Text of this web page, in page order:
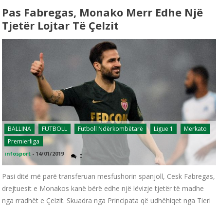
Pas Fabregas, Monako Merr Edhe Një
Tjetër Lojtar Të Çelzit
BALLINA FUTBOLL Futboll Ndërkombëtarë Ligue 1
Merkato
Premierliga
infosport - 14/01/2019 0
Pasi ditë më parë transferuan mesfushorin spanjoll, Cesk Fabregas,
drejtuesit e Monakos kanë bërë edhe një lëvizje tjetër të madhe
nga rradhët e Çelzit. Skuadra nga Principata që udhëhiqet nga Tieri